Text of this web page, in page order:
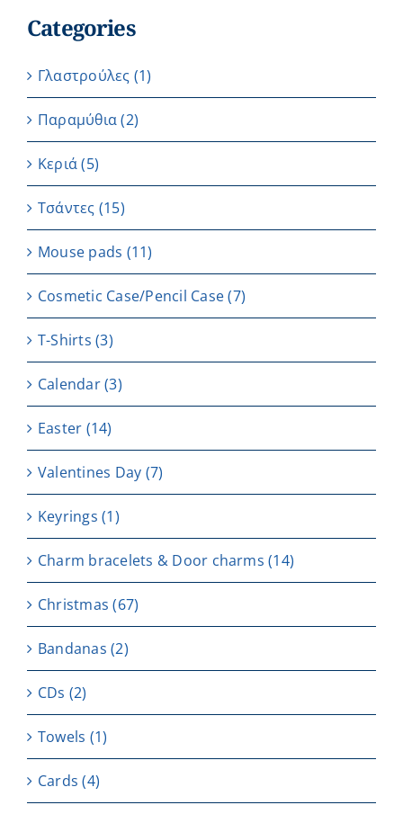
Categories
Γλαστρούλες (1)
Παραμύθια (2)
Κεριά (5)
Τσάντες (15)
Μouse pads (11)
Cosmetic Case/Pencil Case(7)
T-Shirts (3)
Calendar(3)
Easter (14)
Valentines Day (7)
Keyrings (1)
Charm bracelets & Door charms (14)
Christmas (67)
Bandanas (2)
CDs (2)
Towels (1)
Cards (4)